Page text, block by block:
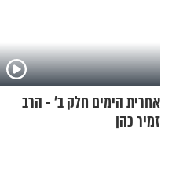
אחרית הימים חלק ב’ - הרב
זמיר כהן